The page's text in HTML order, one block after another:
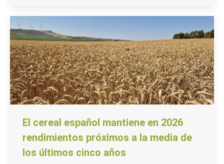
El cereal español mantiene en 2026
rendimientos próximos a la media de
los últimos cinco años